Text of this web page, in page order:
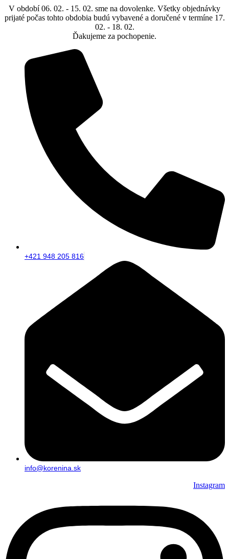
Preskočiť
na
V období 06. 02. - 15. 02. sme na dovolenke. Všetky objednávky
prijaté počas tohto obdobia budú vybavené a doručené v termíne 17.
02. - 18. 02.
Ďakujeme za pochopenie.
+421 948 205 816
info@korenina.sk
Instagram